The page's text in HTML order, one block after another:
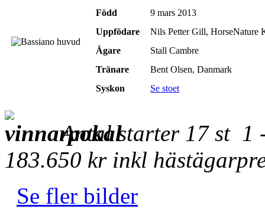
Född
9 mars 2013
Uppfödare
Nils Petter Gill, HorseNature
Ägare
Stall Cambre
Tränare
Bent Olsen, Danmark
Syskon
Se stoet
Antal starter 17 st
183.650 kr inkl
Se fler bilder